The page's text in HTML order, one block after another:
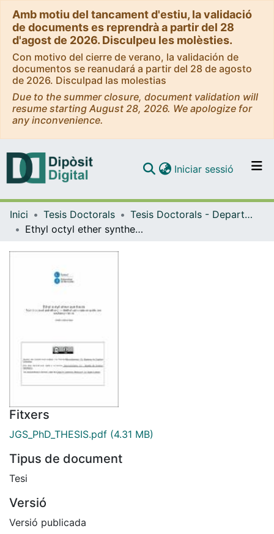
Amb motiu del tancament d'estiu, la validació
de documents es reprendrà a partir del 28
d'agost de 2026. Disculpeu les molèsties.
Con motivo del cierre de verano, la validación de
documentos se reanudará a partir del 28 de agosto
de 2026. Disculpad las molestias
Due to the summer closure, document validation will
resume starting August 28, 2026. We apologize for
any inconvenience.
Navega per tot el DD
Iniciar sessió (current)
Inici Tesis Doctorals
Tesis Doctorals - Departament - Enginyeria Química
Ethyl octyl ether synthesis from 1-octanol and ethanol or diethyl carbonate on acidic ion-exchange resins
Fitxers
JGS_PhD_THESIS.pdf (4.31 MB)
Tipus de document
Tesi
Versió
Versió publicada